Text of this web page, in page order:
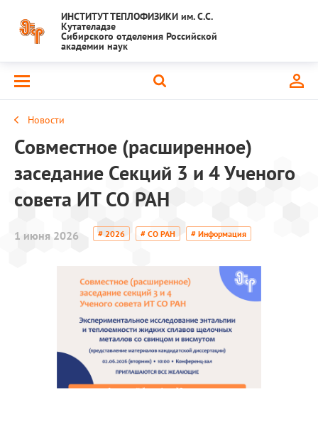
ИНСТИТУТ ТЕПЛОФИЗИКИ им. С.С.
Кутателадзе
Сибирского отделения Российской
академии наук
Новости
Совместное (расширенное)
заседание Секций 3 и 4 Ученого
совета ИТ СО РАН
1 июня 2026 # 2026 # СО РАН # Информация